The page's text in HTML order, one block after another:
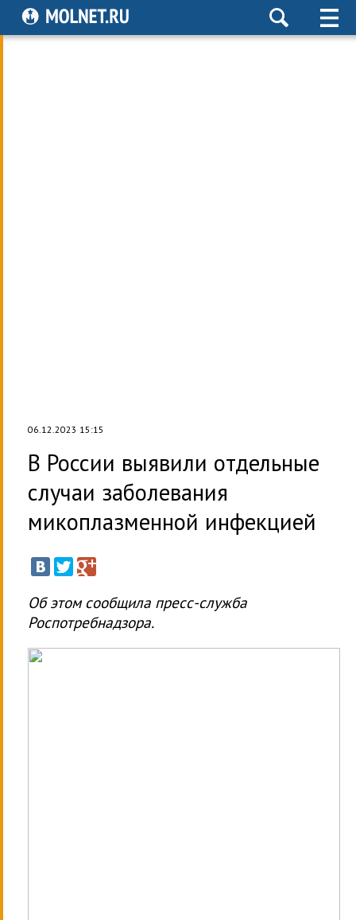
06.12.2023 15:15
В России выявили отдельные
случаи заболевания
микоплазменной инфекцией
Об этом сообщила пресс-служба
Роспотребнадзора.